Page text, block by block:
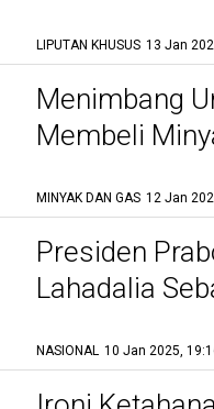
LIPUTAN KHUSUS 13 Jan
Menimbang
Membeli
MINYAK DAN GAS 12 Jan
Presiden
Lahadalia
NASIONAL 10 Jan 2025,